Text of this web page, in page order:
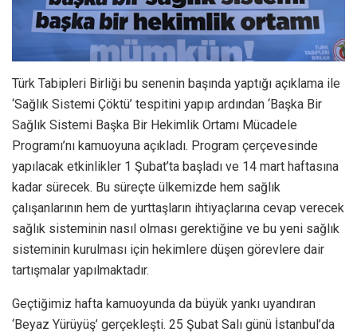
Türk Tabipleri Birliği bu senenin başında yaptığı açıklama ile
‘Sağlık Sistemi Çöktü’ tespitini yapıp ardından ‘Başka Bir
Sağlık Sistemi Başka Bir Hekimlik Ortamı Mücadele
Programı’nı kamuoyuna açıkladı. Program çerçevesinde
yapılacak etkinlikler 1 Şubat’ta başladı ve 14 mart haftasına
kadar sürecek. Bu süreçte ülkemizde hem sağlık
çalışanlarının hem de yurttaşların ihtiyaçlarına cevap verecek
sağlık sisteminin nasıl olması gerektiğine ve bu yeni sağlık
sisteminin kurulması için hekimlere düşen görevlere dair
tartışmalar yapılmaktadır.
Geçtiğimiz hafta kamuoyunda da büyük yankı uyandıran
‘Beyaz Yürüyüş’ gerçekleşti. 25 Şubat Salı günü İstanbul’da